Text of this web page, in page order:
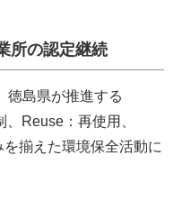
所の認定継続
徳島県が推進する
Reuse：再使用、
揃えた環境保全活動に